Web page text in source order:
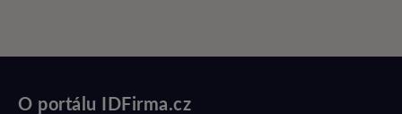
O portálu IDFirma.cz